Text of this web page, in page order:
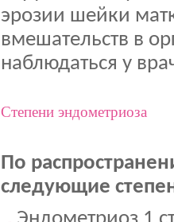
эрозии шейки
вмешательств в
наблюдаться у
Степени эндометриоза
По
следующие